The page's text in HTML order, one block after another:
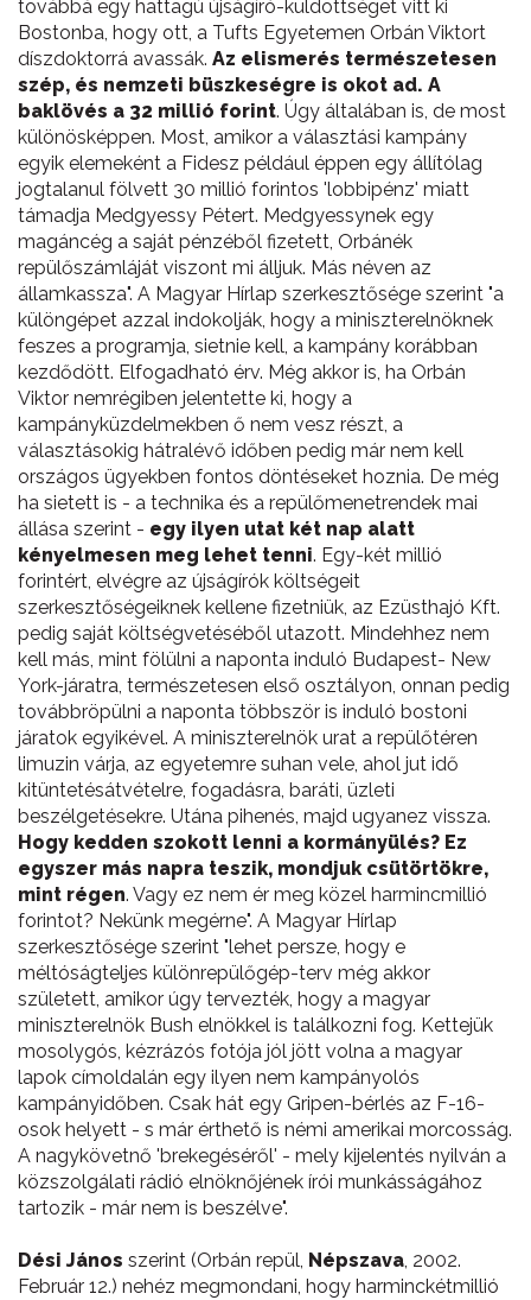
továbbá egy hattagú újságíró-küldöttséget vitt ki
Bostonba, hogy ott, a Tufts Egyetemen Orbán Viktort
díszdoktorrá avassák. Az elismerés természetesen
szép, és nemzeti büszkeségre is okot ad. A
baklövés a 32 millió forint. Úgy általában is, de most
különösképpen. Most, amikor a választási kampány
egyik elemeként a Fidesz például éppen egy állítólag
jogtalanul fölvett 30 millió forintos 'lobbipénz' miatt
támadja Medgyessy Pétert. Medgyessynek egy
magáncég a saját pénzéből fizetett, Orbánék
repülőszámláját viszont mi álljuk. Más néven az
államkassza". A Magyar Hírlap szerkesztősége szerint "a
különgépet azzal indokolják, hogy a miniszterelnöknek
feszes a programja, sietnie kell, a kampány korábban
kezdődött. Elfogadható érv. Még akkor is, ha Orbán
Viktor nemrégiben jelentette ki, hogy a
kampányküzdelmekben ő nem vesz részt, a
választásokig hátralévő időben pedig már nem kell
országos ügyekben fontos döntéseket hoznia. De még
ha sietett is - a technika és a repülőmenetrendek mai
állása szerint - egy ilyen utat két nap alatt
kényelmesen meg lehet tenni. Egy-két millió
forintért, elvégre az újságírók költségeit
szerkesztőségeiknek kellene fizetniük, az Ezüsthajó Kft.
pedig saját költségvetéséből utazott. Mindehhez nem
kell más, mint fölülni a naponta induló Budapest- New
York-járatra, természetesen első osztályon, onnan pedig
továbbröpülni a naponta többször is induló bostoni
járatok egyikével. A miniszterelnök urat a repülőtéren
limuzin várja, az egyetemre suhan vele, ahol jut idő
kitüntetésátvételre, fogadásra, baráti, üzleti
beszélgetésekre. Utána pihenés, majd ugyanez vissza.
Hogy kedden szokott lenni a kormányülés? Ez
egyszer más napra teszik, mondjuk csütörtökre,
mint régen. Vagy ez nem ér meg közel harmincmillió
forintot? Nekünk megérne". A Magyar Hírlap
szerkesztősége szerint "lehet persze, hogy e
méltóságteljes különrepülőgép-terv még akkor
született, amikor úgy tervezték, hogy a magyar
miniszterelnök Bush elnökkel is találkozni fog. Kettejük
mosolygós, kézrázós fotója jól jött volna a magyar
lapok címoldalán egy ilyen nem kampányolós
kampányidőben. Csak hát egy Gripen-bérlés az F-16-
osok helyett - s már érthető is némi amerikai morcosság.
A nagykövetnő 'brekegéséről' - mely kijelentés nyilván a
közszolgálati rádió elnöknőjének írói munkásságához
tartozik - már nem is beszélve".
Dési János szerint (Orbán repül, Népszava, 2002.
Február 12.) nehéz megmondani, hogy harminckétmillió